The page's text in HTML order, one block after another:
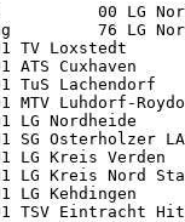
00 LG
76 LG
TV Loxstedt
ATS
TuS
MTV Luhdorf-
LG
SG
LG Kreis
Kreis Nord
LG Kehdingen
TSV Eintracht